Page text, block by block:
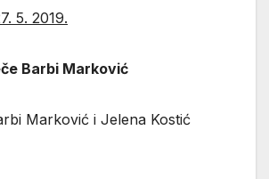
5. 2019.
Barbi Marković
Marković i Jelena Kostić